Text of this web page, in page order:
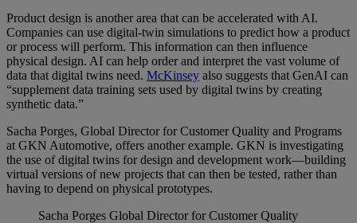
Product design is another area that can be accelerated with AI.
Companies can use digital-twin simulations to predict how a product
or process will perform. This information can then influence
physical design. AI can help order and interpret the vast volume of
data that digital twins need. McKinsey also suggests that GenAI can
“supplement data training sets used by digital twins by creating
synthetic data.”
Sacha Porges, Global Director for Customer Quality and Programs
at GKN Automotive, offers another example. GKN is investigating
the use of digital twins for design and development work—building
virtual versions of new projects that can then be tested, rather than
having to depend on physical prototypes.
Sacha Porges Global Director for Customer Quality